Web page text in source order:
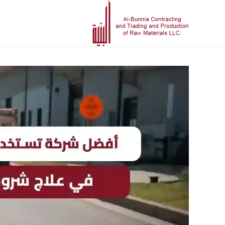
أفضل شركة تستخدم الأسفلت البارد في